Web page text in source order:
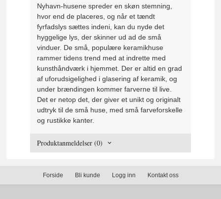
Nyhavn-husene spreder en skøn stemning,
hvor end de placeres, og når et tændt
fyrfadslys sættes indeni, kan du nyde det
hyggelige lys, der skinner ud ad de små
vinduer. De små, populære keramikhuse
rammer tidens trend med at indrette med
kunsthåndværk i hjemmet. Der er altid en grad
af uforudsigelighed i glasering af keramik, og
under brændingen kommer farverne til live.
Det er netop det, der giver et unikt og originalt
udtryk til de små huse, med små farveforskelle
og rustikke kanter.
Produktanmeldelser (0)
Forside Bli kunde Logg inn Kontakt oss